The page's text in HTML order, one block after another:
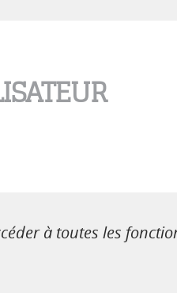
à toutes les